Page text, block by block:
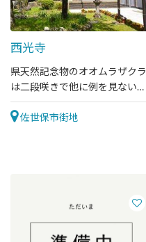
西光寺
県天然記念物のオオムラザクラ
は二段咲きで他に例を見ない希
少な桜です
佐世保市街地